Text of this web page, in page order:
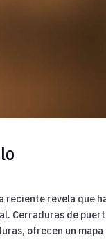
reciente revela que
Cerraduras de
ofrecen un mapa